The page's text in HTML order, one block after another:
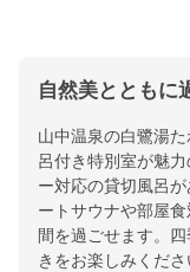
自然美とともに
山中温泉の白鷺湯
呂付き特別室が魅
ー対応の貸切風呂
ートサウナや部屋
間を過ごせます。
きをお楽しみくださ